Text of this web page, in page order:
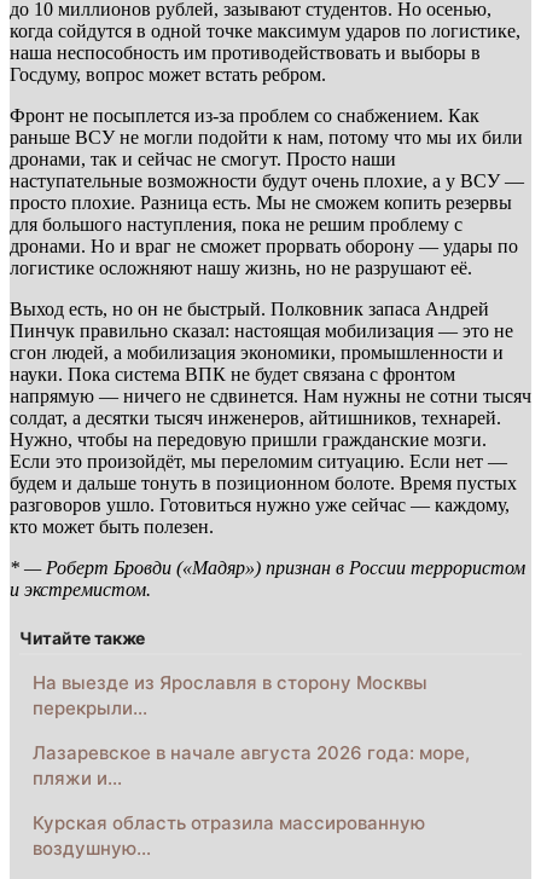
до 10 миллионов рублей, зазывают студентов. Но осенью,
когда сойдутся в одной точке максимум ударов по логистике,
наша неспособность им противодействовать и выборы в
Госдуму, вопрос может встать ребром.
Фронт не посыплется из-за проблем со снабжением. Как
раньше ВСУ не могли подойти к нам, потому что мы их били
дронами, так и сейчас не смогут. Просто наши
наступательные возможности будут очень плохие, а у ВСУ —
просто плохие. Разница есть. Мы не сможем копить резервы
для большого наступления, пока не решим проблему с
дронами. Но и враг не сможет прорвать оборону — удары по
логистике осложняют нашу жизнь, но не разрушают её.
Выход есть, но он не быстрый. Полковник запаса Андрей
Пинчук правильно сказал: настоящая мобилизация — это не
сгон людей, а мобилизация экономики, промышленности и
науки. Пока система ВПК не будет связана с фронтом
напрямую — ничего не сдвинется. Нам нужны не сотни тысяч
солдат, а десятки тысяч инженеров, айтишников, технарей.
Нужно, чтобы на передовую пришли гражданские мозги.
Если это произойдёт, мы переломим ситуацию. Если нет —
будем и дальше тонуть в позиционном болоте. Время пустых
разговоров ушло. Готовиться нужно уже сейчас — каждому,
кто может быть полезен.
* — Роберт Бровди («Мадяр») признан в России террористом
и экстремистом.
Читайте также
На выезде из Ярославля в сторону Москвы
перекрыли…
Лазаревское в начале августа 2026 года: море,
пляжи и…
Курская область отразила массированную
воздушную…